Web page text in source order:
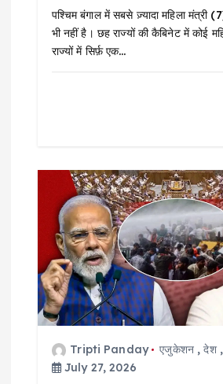
पश्चिम बंगाल में सबसे ज़्यादा महिला मंत्री
भी नहीं है। छह राज्यों की कैबिनेट में कोई
राज्यों में सिर्फ़ एक…
Tripti Panday एजुकेशन,देश
July 27, 2026